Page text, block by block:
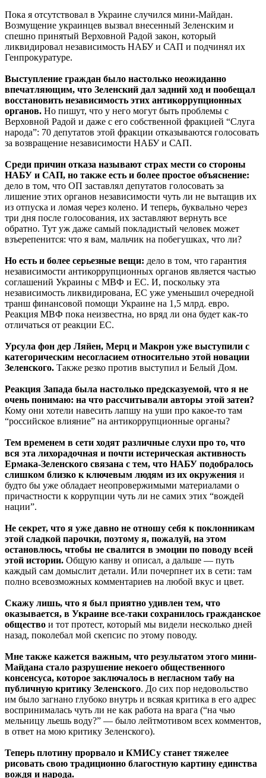
Пока я отсутствовал в Украине случился мини-Майдан.
Возмущение украинцев вызвал внесенный Зеленским и
спешно принятый Верховной Радой закон, который
ликвидировал независимость НАБУ и САП и подчинял их
Генпрокуратуре.
Выступление граждан было настолько неожиданно
впечатляющим, что Зеленский дал задний ход и пообещал
восстановить независимость этих антикоррупционных
органов. Но пишут, что у него могут быть проблемы с
Верховной Радой и даже с его собственной фракцией “Слуга
народа”: 70 депутатов этой фракции отказываются голосовать
за возвращение независимости НАБУ и САП.
Среди причин отказа называют страх мести со стороны
НАБУ и САП, но также есть и более простое объяснение:
дело в том, что ОП заставлял депутатов голосовать за
лишение этих органов независимости чуть ли не вытащив их
из отпуска и ломая через колено. И теперь, буквально через
три дня после голосования, их заставляют вернуть все
обратно. Тут уж даже самый покладистый человек может
взъерепенится: что я вам, мальчик на побегушках, что ли?
Но есть и более серьезные вещи: дело в том, что гарантия
независимости антикоррупционных органов является частью
соглашений Украины с МВФ и ЕС. И, поскольку эта
независимость ликвидирована, ЕС уже уменьшил очередной
транш финансовой помощи Украине на 1,5 млрд. евро.
Реакция МВФ пока неизвестна, но вряд ли она будет как-то
отличаться от реакции ЕС.
Урсула фон дер Ляйен, Мерц и Макрон уже выступили с
категорическим несогласием относительно этой новации
Зеленского. Также резко против выступил и Белый Дом.
Реакция Запада была настолько предсказуемой, что я не
очень понимаю: на что рассчитывали авторы этой затеи?
Кому они хотели навесить лапшу на уши про какое-то там
“российское влияние” на антикоррупционные органы?
Тем временем в сети ходят различные слухи про то, что
вся эта лихорадочная и почти истерическая активность
Ермака-Зеленского связана с тем, что НАБУ подобралось
слишком близко к ключевым людям из их окружения и
будто бы уже обладает неопровержимыми материалами о
причастности к коррупции чуть ли не самих этих “вождей
нации”.
Не секрет, что я уже давно не отношу себя к поклонникам
этой сладкой парочки, поэтому я, пожалуй, на этом
остановлюсь, чтобы не свалится в эмоции по поводу всей
этой истории. Общую канву и описал, а дальше — путь
каждый сам домыслит детали. Или почерпнет их в сети: там
полно всевозможных комментариев на любой вкус и цвет.
Скажу лишь, что я был приятно удивлен тем, что
оказывается, в Украине все-таки сохранилось гражданское
общество и тот протест, который мы видели несколько дней
назад, поколебал мой скепсис по этому поводу.
Мне также кажется важным, что результатом этого мини-
Майдана стало разрушение некоего общественного
консенсуса, которое заключалось в негласном табу на
публичную критику Зеленского. До сих пор недовольство
им было загнано глубоко внутрь и всякая критика в его адрес
воспринималась чуть ли не как работа на врага (“на чью
мельницу льешь воду?” — было лейтмотивом всех комментов,
в ответ на мою критику Зеленского).
Теперь плотину прорвало и КМИСу станет тяжелее
рисовать свою традиционно благостную картину единства
вождя и народа.